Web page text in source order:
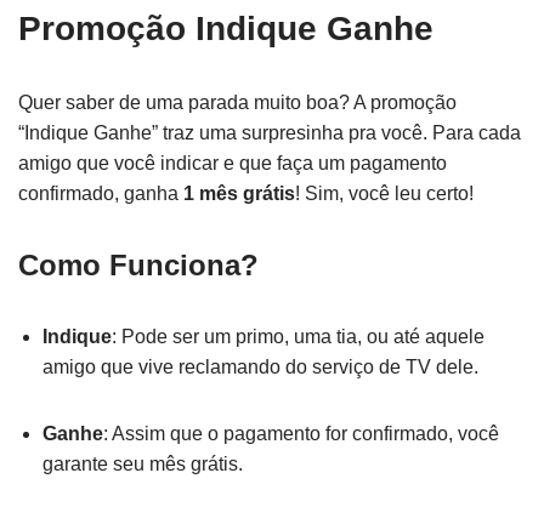
Promoção Indique Ganhe
Quer saber de uma parada muito boa? A promoção
“Indique Ganhe” traz uma surpresinha pra você. Para cada
amigo que você indicar e que faça um pagamento
confirmado, ganha 1 mês grátis! Sim, você leu certo!
Como Funciona?
Indique: Pode ser um primo, uma tia, ou até aquele
amigo que vive reclamando do serviço de TV dele.
Ganhe: Assim que o pagamento for confirmado, você
garante seu mês grátis.